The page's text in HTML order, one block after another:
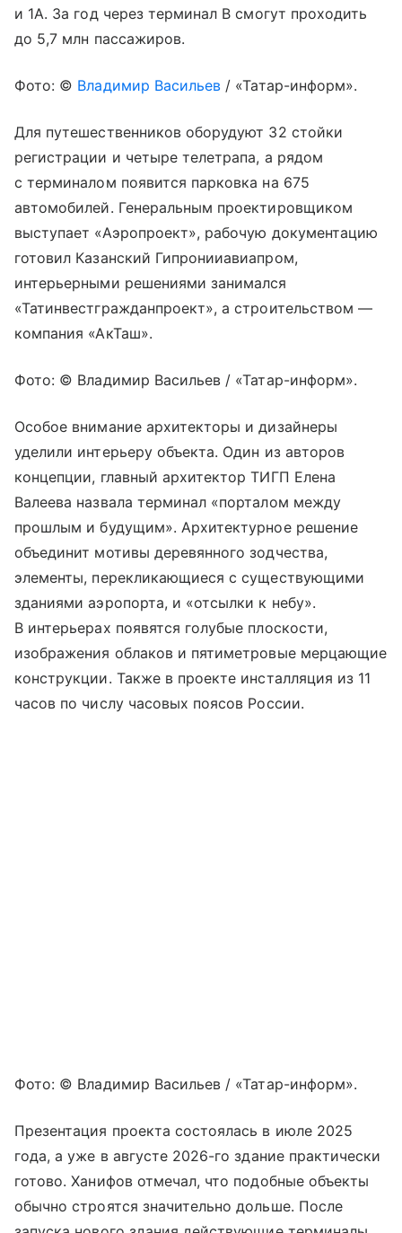
и 1А. За год через терминал В смогут проходить
до 5,7 млн пассажиров.
Фото: © Владимир Васильев / «Татар-информ».
Для путешественников оборудуют 32 стойки
регистрации и четыре телетрапа, а рядом
с терминалом появится парковка на 675
автомобилей. Генеральным проектировщиком
выступает «Аэропроект», рабочую документацию
готовил Казанский Гипронииавиапром,
интерьерными решениями занимался
«Татинвестгражданпроект», а строительством —
компания «АкТаш».
Фото: © Владимир Васильев / «Татар-информ».
Особое внимание архитекторы и дизайнеры
уделили интерьеру объекта. Один из авторов
концепции, главный архитектор ТИГП Елена
Валеева назвала терминал «порталом между
прошлым и будущим». Архитектурное решение
объединит мотивы деревянного зодчества,
элементы, перекликающиеся с существующими
зданиями аэропорта, и «отсылки к небу».
В интерьерах появятся голубые плоскости,
изображения облаков и пятиметровые мерцающие
конструкции. Также в проекте инсталляция из 11
часов по числу часовых поясов России.
Фото: © Владимир Васильев / «Татар-информ».
Презентация проекта состоялась в июле 2025
года, а уже в августе 2026-го здание практически
готово. Ханифов отмечал, что подобные объекты
обычно строятся значительно дольше. После